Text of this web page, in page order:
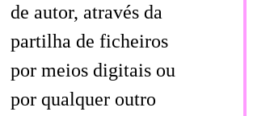
de autor, através da
partilha de ficheiros
por meios digitais ou
por qualquer outro